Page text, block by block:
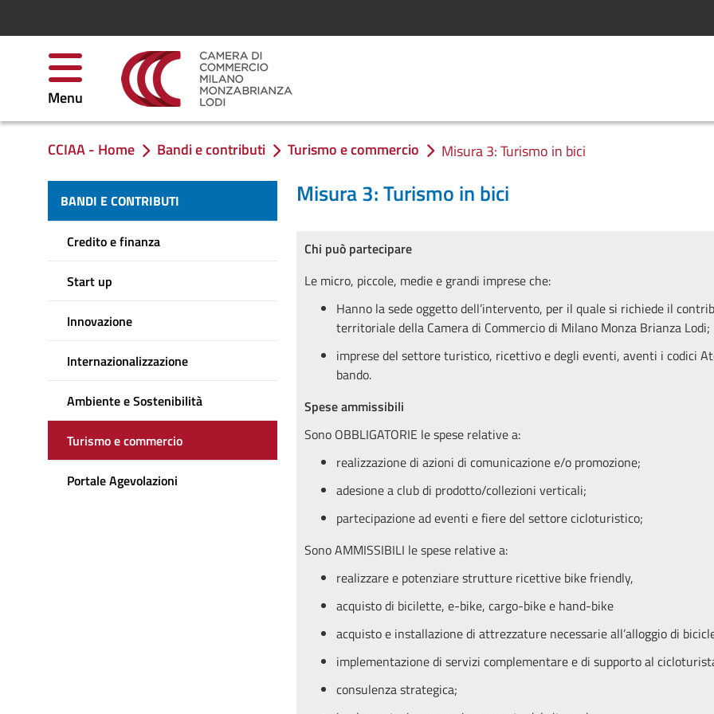
Menu
You are in:
CCIAA - Home Bandi e contributi Turismo e commercio Misura 3: Turismo in bici
BANDI E CONTRIBUTI
Credito e finanza
Start up
Innovazione
Internazionalizzazione
Ambiente e Sostenibilità
Turismo e commercio
Portale Agevolazioni
Misura 3: Turismo in bici
Chi può partecipare
Le micro, piccole, medie e grandi imprese che:
Hanno la sede oggetto dell’intervento, per il quale si richiede il
territoriale della Camera di Commercio di Milano Monza Brianza Lodi;
imprese del settore turistico, ricettivoe degli eventi, aventi i codici
bando.
Spese ammissibili
Sono OBBLIGATORIE le spese relative a:
realizzazione di azioni di comunicazione e/o promozione;
adesione a club di prodotto/collezioni verticali;
partecipazione ad eventi e fiere del settore cicloturistico;
Sono AMMISSIBILI le spese relative a:
realizzare e potenziare strutture ricettive bike friendly,
acquisto di bicilette, e-bike, cargo-bike e hand-bike
acquisto e installazione di attrezzature necessarie all’alloggio di
implementazione di servizi complementare e di supporto al
consulenza strategica;